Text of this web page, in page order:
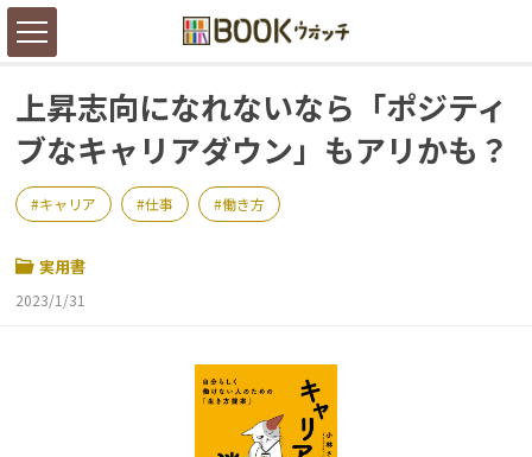
上昇志向になれないなら「ポジティ
ブなキャリアダウン」もアリかも？
キャリア 仕事 働き方
実用書
2023/1/31